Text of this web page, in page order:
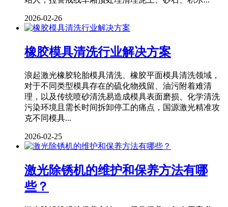
2026-02-26
橡胶模具清洗行业解决方案
浪起激光橡胶轮胎模具清洗、橡胶平面模具清洗领域，
对于不同类型模具存在的硫化物残留、油污附着难清
理，以及传统喷砂清洗易造成模具表面磨损、化学清洗
污染环境且需长时间拆卸停工的痛点，国源激光精准攻
克不同模具...
2026-02-25
激光除锈机的维护和保养方法有哪
些？